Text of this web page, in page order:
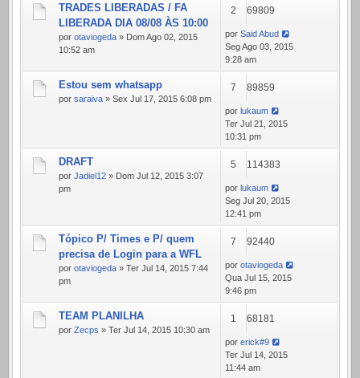
TRADES LIBERADAS / FA
LIBERADA DIA 08/08 ÀS 10:00
por otaviogeda » Dom Ago 02, 2015
10:52 am
2 69809
por Said Abud
Seg Ago 03, 2015
9:28 am
Estou sem whatsapp
por saraiva » Sex Jul 17, 2015 6:08 pm
7 89859
por lukaum
Ter Jul 21, 2015
10:31 pm
DRAFT
por Jadiel12 » Dom Jul 12, 2015 3:07
pm
5 114383
por lukaum
Seg Jul 20, 2015
12:41 pm
Tópico P/ Times e P/ quem
precisa de Login para a WFL
por otaviogeda » Ter Jul 14, 2015 7:44
pm
7 92440
por otaviogeda
Qua Jul 15, 2015
9:46 pm
TEAM PLANILHA
por Zecps » Ter Jul 14, 2015 10:30 am
1 68181
por erick#9
Ter Jul 14, 2015
11:44 am